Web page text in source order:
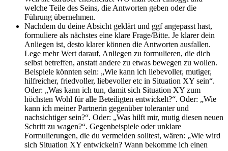
welche Teile des Seins, die Antworten geben oder die
Führung übernehmen.
Nachdem du deine Absicht geklärt und ggf angepasst hast,
formuliere als nächstes eine klare Frage/Bitte. Je klarer dein
Anliegen ist, desto klarer können die Antworten ausfallen.
Lege mehr Wert darauf, Anliegen zu formulieren, die dich
selbst betreffen, anstatt andere zu etwas bewegen zu wollen.
Beispiele könnten sein: „Wie kann ich liebevoller, mutiger,
hilfreicher, friedvoller, liebevoller etc in Situation XY sein“.
Oder: „Was kann ich tun, damit sich Situation XY zum
höchsten Wohl für alle Beteiligten entwickelt?“. Oder: „Wie
kann ich meiner Partnerin gegenüber toleranter und
nachsichtiger sein?“. Oder: „Was hilft mir, mutig diesen neuen
Schritt zu wagen?“. Gegenbeispiele oder unklare
Formulierungen, die du vermeiden solltest, wären: „Wie wird
sich Situation XY entwickeln? Wann bekomme ich einen